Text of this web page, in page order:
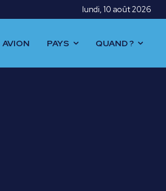
lundi, 10 août 2026
AVION PAYS QUAND ?